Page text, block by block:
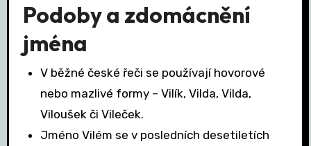
Podoby a zdomácnění
jména
V běžné české řeči se používají hovorové
nebo mazlivé formy – Vilík, Vilda, Vilda,
Viloušek či Vileček.
Jméno Vilém se v posledních desetiletích